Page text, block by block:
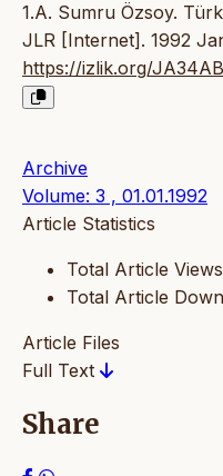
1.A. Sumru Özsoy.
JLR [Internet]. 1992
https://izlik.org/
Archive
Volume: 3 , 01.01.1992
Article Statistics
Total Article Views
Total Article
Article Files
Full Text
Share